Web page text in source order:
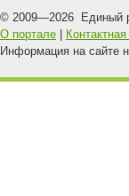
© 2009—2026 Единый
О портале
Информация на сайте